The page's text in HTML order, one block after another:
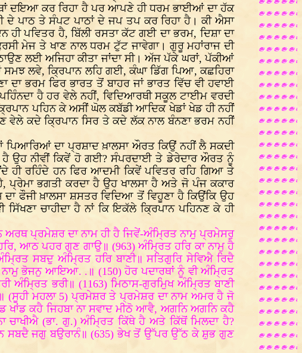
ਥਾਂ ਦਇਆ ਕਰ ਰਿਹਾ ਹੈ ਪਰ ਆਪਣੇ ਹੀ ਧਰਮ ਭਾਈਆਂ ਦਾ ਹੱਕ
ਦੇ ਪਾਠ ਤੇ ਸੰਪਟ ਪਾਠਾਂ ਦੇ ਜਪ ਤਪ ਕਰ ਰਿਹਾ ਹੈ। ਕੀ ਐਸਾ
ਹੀ ਪਵਿਤਰ ਹੈ, ਬਿੱਲੀ ਰਸਤਾ ਕੱਟ ਗਈ ਦਾ ਭਰਮ, ਦਿਸ਼ਾ ਦਾ
ਮੇਜ ਤੇ ਖਾਣ ਨਾਲ ਧਰਮ ਟੁੱਟ ਜਾਵੇਗਾ। ਗੁਰੂ ਮਹਾਂਰਾਜ ਦੀ
ਲਈ ਅਜਿਹਾ ਕੀਤਾ ਜਾਂਦਾ ਸੀ। ਅੱਜ ਪੱਕੇ ਘਰਾਂ, ਪੱਕੀਆਂ
ਸਮਝ ਲਵੇ, ਕ੍ਰਿਪਾਨ ਲਹਿ ਗਈ, ਕੰਘਾ ਡਿੱਗ ਪਿਆ, ਕਛਹਿਰਾ
ਦਾ ਭਰਮ ਫਿਰ ਭਾਰਤ ਤੋਂ ਬਾਹਰ ਜਾਂ ਭਾਰਤ ਵਿੱਚ ਵੀ ਹਵਾਈ
ਹੈ ਹਰ ਵੇਲੇ ਨਹੀਂ, ਵਿਦਿਆਰਥੀ ਸਕੂਲ ਟਾਈਮ ਵਰਦੀ
ਪਹਿਨ ਕੇ ਅਸੀਂ ਘੋਲ ਕਬੱਡੀ ਆਦਿਕ ਖੇਡਾਂ ਖੇਡ ਹੀ ਨਹੀਂ
ਕਦੇ ਕ੍ਰਿਪਾਨ ਸਿਰ ਤੇ ਕਦੇ ਲੱਕ ਨਾਲ ਬੰਨਣਾ ਭਰਮ ਨਹੀਂ
ਦਾ ਪ੍ਰਸ਼ਾਦ ਖ਼ਾਲਸਾ ਔਰਤ ਕਿਉਂ ਨਹੀਂ ਲੈ ਸਕਦੀ
ਉਹ ਨੀਵੀਂ ਕਿਵੇਂ ਹੋ ਗਈ? ਸੰਪਰਦਾਈ ਤੇ ਡੇਰੇਦਾਰ ਔਰਤ ਨੂੰ
ਹੀ ਰਹਿੰਦੇ ਹਨ ਫਿਰ ਆਦਮੀ ਕਿਵੇਂ ਪਵਿਤਰ ਰਹਿ ਗਿਆ ਤੇ
ਪ੍ਰੇਮਾ ਭਗਤੀ ਕਰਦਾ ਹੈ ਉਹ ਖਾਲਸਾ ਹੈ ਅਤੇ ਜੋ ਪੰਜ ਕਕਾਰ
ਫੌਜੀ ਖ਼ਾਲਸਾ ਸ਼ਸਤਰ ਵਿਦਿਆ ਤੋਂ ਵਿਹੂਣਾ ਹੈ ਕਿਉਂਕਿ ਉਹ
ਚਾਹੀਦਾ ਹੈ ਨਾਂ ਕਿ ਇਕੱਲੇ ਕ੍ਰਿਪਾਨ ਪਹਿਨਣ ਕੇ ਹੀ
ਪ੍ਰਮੇਸ਼ਰ ਦਾ ਨਾਮ ਹੀ ਹੈ ਜਿਵੇਂ-ਅੰਮ੍ਰਿਤ ਨਾਮੁ ਪ੍ਰਮੇਸਰੁ
ਆਠ ਪਹਰ ਗੁਣ ਗਾਉ॥ (963) ਅੰਮ੍ਰਿਤ ਹਰਿ ਕਾ ਨਾਮੁ ਹੈ
ਸਬਦੁ ਅੰਮ੍ਰਿਤ ਹਰਿ ਬਾਣੀ॥ ਸਤਿਗੁਰਿ ਸੇਵਿਐ ਰਿਦੈ
ਨਾਮੁ ਭੋਜਨੁ ਆਇਆ. .॥ (150) ਹੋਰ ਪਦਾਰਥਾਂ ਨੂੰ ਵੀ ਅੰਮ੍ਰਿਤ
ਅੰਮ੍ਰਿਤ ਭਰੀ॥ (1163) ਮਿਠਾਸ-ਗੁਰਮੁਿਖ ਅੰਮ੍ਰਿਤ ਬਾਣੀ
(ਸੂਹੀ ਮਹਲਾ 5) ਪ੍ਰਮੇਸ਼ਰ ਤੇ ਪ੍ਰਮੇਸ਼ਰ ਦਾ ਨਾਮ ਅਮਰ ਹੈ ਜੋ
ਖਾਂਡ ਕਹੈ ਜਿਹਬਾ ਨਾ ਸਵਾਦ ਮੀਠੋ ਆਵੈ, ਅਗਨਿ ਅਗਨਿ ਕਹੈ
(ਭਾ. ਗੁ.) ਅੰਮ੍ਰਿਤ ਕਿੱਥੇ ਹੈ ਅਤੇ ਕਿੱਥੋਂ ਮਿਲਦਾ ਹੈ?
ਸਬਦੈ ਜਗੁ ਬਉਰਾਨੰ॥ (635) ਭੇਖ ਤੋਂ ਉੱਪਰ ਉੱਠ ਕੇ ਸ਼ੁਭ ਗੁਣ